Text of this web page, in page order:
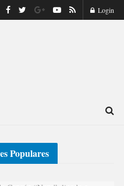
Login
Populares